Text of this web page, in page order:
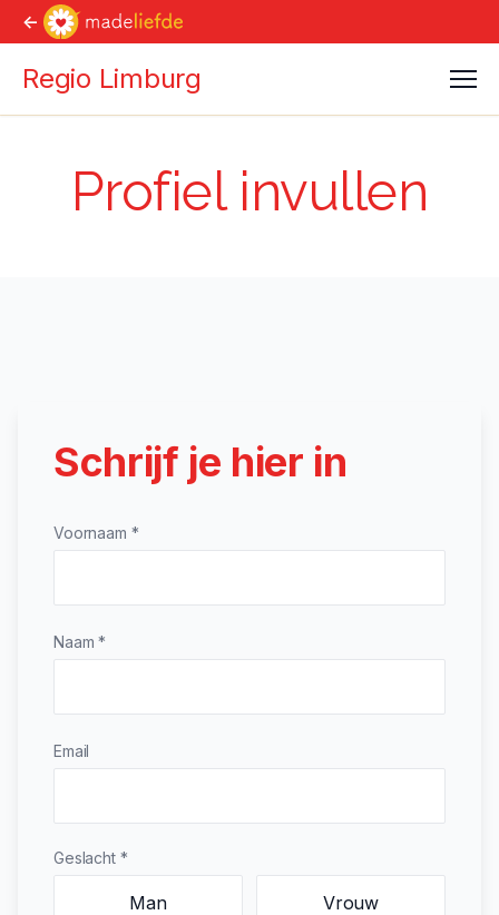
<-
Regio Limburg
Profiel invullen
Schrijf je hier in
Voornaam *
Naam *
Email
Geslacht *
Man Vrouw